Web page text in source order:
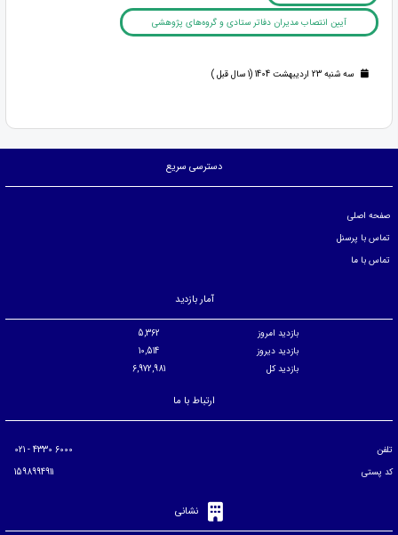
آیین انتصاب مدیران دفاتر ستادی و گروه‌های پژوهشی
سه شنبه 23 اردیبهشت 1404 (1 سال قبل )
دسترسی سریع
صفحه اصلی
تماس با پرسنل
تماس با ما
آمار بازدید
بازدید امروز
5,362
بازدید دیروز
10,514
بازدید کل
6,972,981
ارتباط با ما
تلفن
کد پستی
نشانی